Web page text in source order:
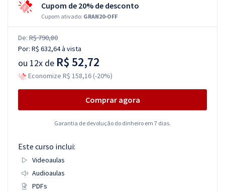
Cupom de 20% de desconto
Cupom ativado: GRAN20-OFF
De: R$ 790,80
Por: R$ 632,64à vista
ou 12x de R$ 52,72
Economize R$ 158,16 (-20%)
Comprar agora
Garantia de devolução do dinheiro em 7 dias.
Este curso inclui:
Videoaulas
Audioaulas
PDFs